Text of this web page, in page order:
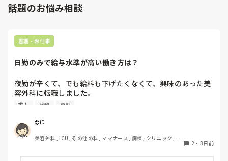
話題のお悩み相談
看護・お仕事
日勤のみで給与水準が高い働き方は？
夜勤が辛くて、でも給料も下げたくなくて、興味のあった美
容外科に転職しました。
その後数年働き、現在育休中です。
病院の求人を見ても、やはり夜勤をしないと、、という感じ
です。
求人 給料 夜勤
なほ
美容外科, ICU, その他の科, ママナース, 病棟, クリニック, リ
2 ・ 3日前